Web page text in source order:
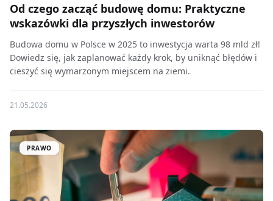
Od czego zacząć budowę domu: Praktyczne
wskazówki dla przyszłych inwestorów
Budowa domu w Polsce w 2025 to inwestycja warta 98 mld zł!
Dowiedz się, jak zaplanować każdy krok, by uniknąć błędów i
cieszyć się wymarzonym miejscem na ziemi.
21.05.2026
PRAWO